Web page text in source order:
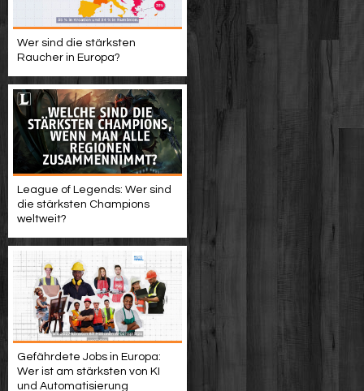
Wer sind die stärksten
Raucher in Europa?
League of Legends: Wer sind
die stärksten Champions
weltweit?
Gefährdete Jobs in Europa:
Wer ist am stärksten von KI
und Automatisierung